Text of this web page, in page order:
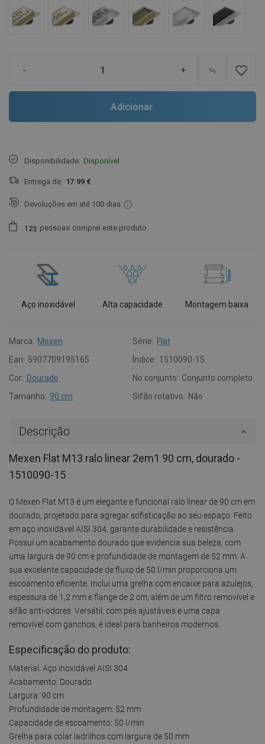
- + favorite_border
Adicionar
Disponibilidade: Disponível
Entrega de: 17.99 €
Devoluções em até 100 dias
1 23 pessoas comprei este produto.
Aço inoxidável Alta capacidade Montagem baixa
Marca: Mexen Série: Flat
Ean: 5907709195165 Índice: 1510090-15
Cor: Dourado No conjunto: Conjunto completo
Tamanho: 90 cm Sifão rotativo: Não
Descrição
Mexen Flat M13 ralo linear 2em1 90 cm, dourado -
1510090-15
O Mexen Flat M13 é um elegante e funcional ralo linear de 90 cm em
dourado, projetado para agregar sofisticação ao seu espaço. Feito
em aço inoxidável AISI 304, garante durabilidade e resistência.
Possui um acabamento dourado que evidencia sua beleza, com
uma largura de 90 cm e profundidade de montagem de 52 mm. A
sua excelente capacidade de fluxo de 50 l/min proporciona um
escoamento eficiente. Inclui uma grelha com encaixe para azulejos,
espessura de 1,2 mm e flange de 2 cm, além de um filtro removível e
sifão anti-odores. Versátil, com pés ajustáveis e uma capa
removível com ganchos, é ideal para banheiros modernos.
Especificação do produto:
Material: Aço inoxidável AISI 304
Acabamento: Dourado
Largura: 90 cm
Profundidade de montagem: 52 mm
Capacidade de escoamento: 50 l/min
Grelha para colar ladrilhos com largura de 50 mm